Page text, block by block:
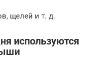
щелей и т. д.
используются